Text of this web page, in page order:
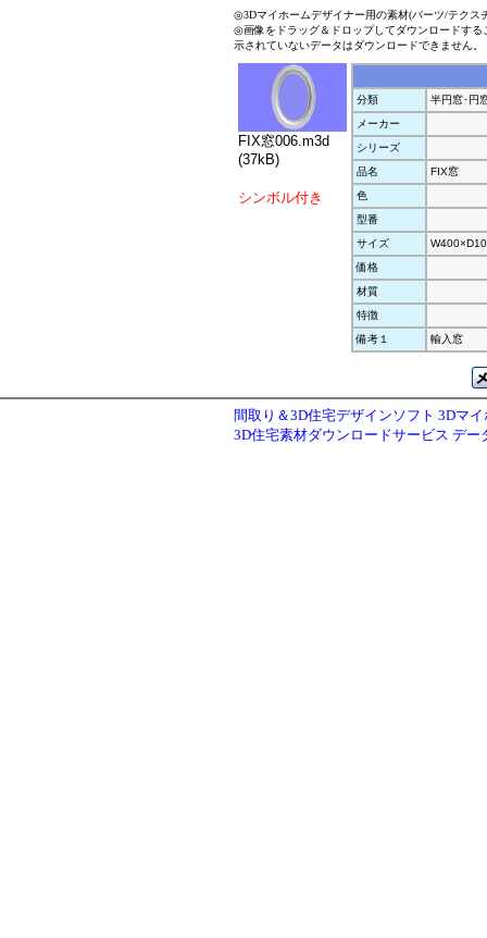
◎3Dマイホームデザイナー用の素材(パーツ/テクス
◎画像をドラッグ＆ドロップしてダウンロードす
示されていないデータはダウンロードできません。
FIX窓006.m3d
(37kB)
シンボル付き
分類
半円窓･円
メーカー
シリーズ
品名
FIX窓
色
型番
サイズ
価格
材質
特徴
備考１
輸入窓
間取り＆3D住宅デザインソフト 3Dマ
3D住宅素材ダウンロードサービス デー